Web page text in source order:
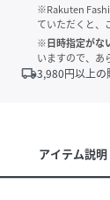
※Rakuten
ていただくと、
※日時指定がな
いますので、あ
local_shipping3,980円以上
アイテム説明